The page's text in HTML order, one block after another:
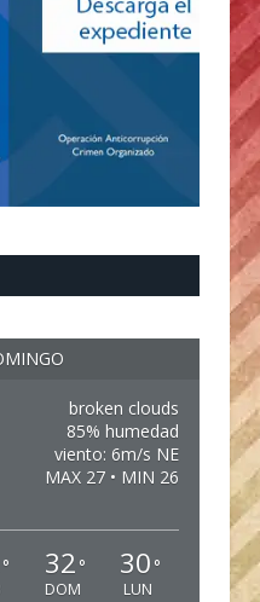
broken clouds
85% humedad
viento: 6m/s NE
MAX 27 • MIN 26
° 32 °
DOM
30 °
LUN